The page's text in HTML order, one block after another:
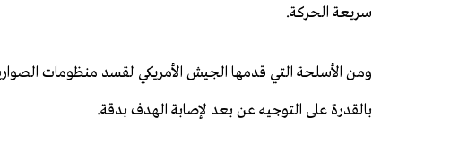
سريعة الحركة.
ومن الأسلحة التي قدمها الجيش الأمريكي لقسد منظومات
بالقدرة على التوجيه عن بعد لإصابة الهدف بدقة.